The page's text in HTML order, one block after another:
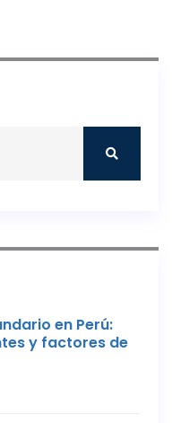
en Perú:
y factores de